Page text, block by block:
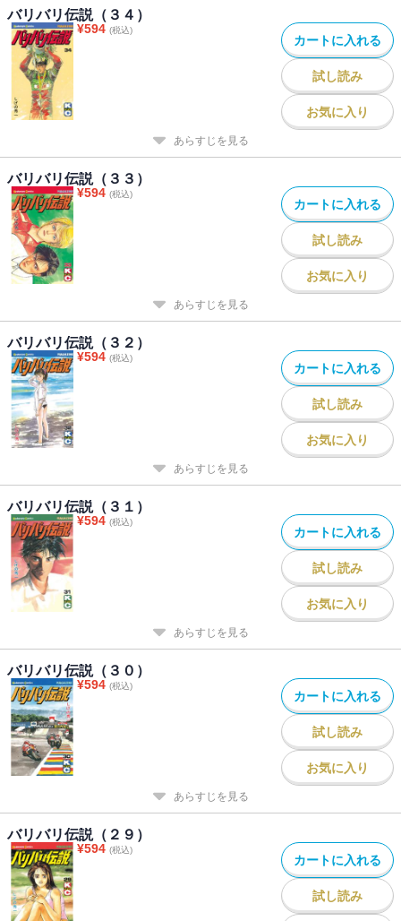
バリバリ伝説（３４）
¥594 (税込)
カートに入れる
試し読み
お気に入り
あらすじを見る
バリバリ伝説（３３）
¥594 (税込)
カートに入れる
試し読み
お気に入り
あらすじを見る
バリバリ伝説（３２）
¥594 (税込)
カートに入れる
試し読み
お気に入り
あらすじを見る
バリバリ伝説（３１）
¥594 (税込)
カートに入れる
試し読み
お気に入り
あらすじを見る
バリバリ伝説（３０）
¥594 (税込)
カートに入れる
試し読み
お気に入り
あらすじを見る
バリバリ伝説（２９）
¥594 (税込)
カートに入れる
試し読み